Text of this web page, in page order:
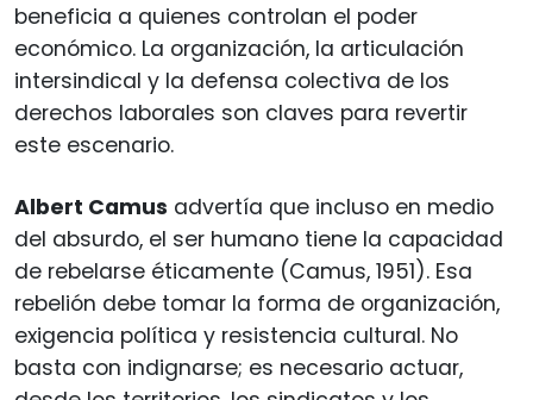
beneficia a quienes controlan el poder
económico. La organización, la articulación
intersindical y la defensa colectiva de los
derechos laborales son claves para revertir
este escenario.
Albert Camus advertía que incluso en medio
del absurdo, el ser humano tiene la capacidad
de rebelarse éticamente (Camus, 1951). Esa
rebelión debe tomar la forma de organización,
exigencia política y resistencia cultural. No
basta con indignarse; es necesario actuar,